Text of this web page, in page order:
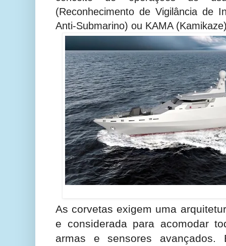
(Reconhecimento de Vigilância de
Anti-Submarino) ou KAMA
As corvetas exigem uma
e considerada para acomodar
armas e sensores